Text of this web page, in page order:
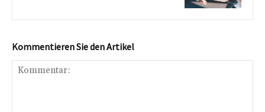
Kommentieren Sie den Artikel